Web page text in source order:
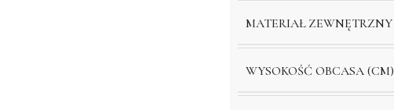
MATERIAŁ ZEWNĘTRZNY
WYSOKOŚĆ OBCASA (CM)